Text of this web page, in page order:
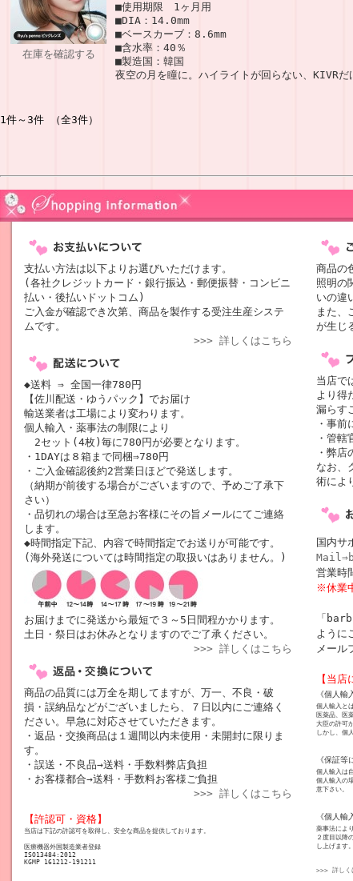
在庫を確認する
■使用期限 1ヶ月用
■DIA：14.0mm
■ベースカーブ：8.6mm
■含水率：40％
■製造国：韓国
夜空の月を瞳に。ハイライトが回らない、KIVRだ
1件～3件 （全3件）
支払い方法は以下よりお選びいただけます。
(各社クレジットカード・銀行振込・郵便振替・コンビニ
払い・後払いドットコム)
ご入金が確認でき次第、商品を製作する受注生産システ
ムです。
>>> 詳しくはこちら
◆送料 ⇒ 全国一律780円
【佐川配送・ゆうパック】でお届け
輸送業者は工場により変わります。
個人輸入・薬事法の制限により
2セット(4枚)毎に780円が必要となります。
・1DAYは８箱まで同梱⇒780円
・ご入金確認後約2営業日ほどで発送します。
（納期が前後する場合がございますので、予めご了承下
さい）
・品切れの場合は至急お客様にその旨メールにてご連絡
します。
◆時間指定下記、内容で時間指定でお送りが可能です。
(海外発送については時間指定の取扱いはありません。)
お届けまでに発送から最短で３～5日間程かかります。
土日・祭日はお休みとなりますのでご了承ください。
>>> 詳しくはこちら
商品の品質には万全を期してますが、万一、不良・破
損・誤納品などがございましたら、７日以内にご連絡く
ださい。早急に対応させていただきます。
・返品・交換商品は１週間以内未使用・未開封に限りま
す。
・誤送・不良品→送料・手数料弊店負担
・お客様都合→送料・手数料お客様ご負担
>>> 詳しくはこちら
【許認可・資格】
当店は下記の許認可を取得し、安全な商品を提供しております。
医療機器外国製造業者登録
ISO13484:2012
KGMP 161212-191211
商品の
照明の
いの違
また、
が生じ
当店で
より得
漏らす
・事前
・管轄
・弊
なお、
術によ
国内サ
営業
※休業
「
ように
メール
【当店
《個人輸
個人輸入と
医薬品、医
大臣の許可
しかし、個
《保証等
個人輸入は
個人輸入の
意下さい。
《個人輸
薬事法によ
２度目以降
し上げます。
>>> 詳しく